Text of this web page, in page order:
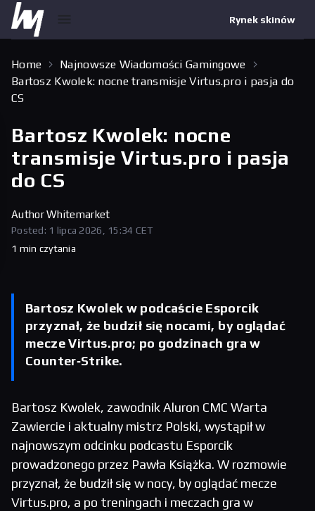
Rynek skinów
Home
Najnowsze Wiadomości Gamingowe
Bartosz Kwolek: nocne transmisje Virtus.pro i pasja do
CS
Bartosz Kwolek: nocne
transmisje Virtus.pro i pasja
do CS
AuthorWhitemarket
Posted: 1 lipca 2026, 15:34 CET
1 min czytania
Bartosz Kwolek w podcaście Esporcik
przyznał, że budził się nocami, by oglądać
mecze Virtus.pro; po godzinach gra w
Counter‑Strike.
Bartosz Kwolek, zawodnik Aluron CMC Warta
Zawiercie i aktualny mistrz Polski, wystąpił w
najnowszym odcinku podcastu Esporcik
prowadzonego przez Pawła Książka. W rozmowie
przyznał, że budził się w nocy, by oglądać mecze
Virtus.pro, a po treningach i meczach gra w